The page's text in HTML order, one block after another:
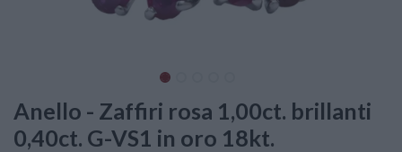
Anello - Zaffiri rosa 1,00ct. brillanti
0,40ct. G-VS1 in oro 18kt.